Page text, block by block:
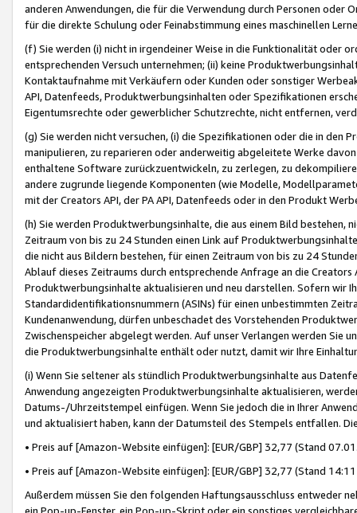
anderen Anwendungen, die für die Verwendung durch Personen
für die direkte Schulung oder Feinabstimmung eines maschinellen
(f) Sie werden (i) nicht in irgendeiner Weise in die Funktionalität oder
entsprechenden Versuch unternehmen; (ii) keine
Kontaktaufnahme mit Verkäufern oder Kunden oder sonstiger
API, Datenfeeds, Produktwerbungsinhalten oder Spezifikationen
Eigentumsrechte oder gewerblicher Schutzrechte, nicht entfernen,
(g) Sie werden nicht versuchen, (i) die Spezifikationen oder die in
manipulieren, zu reparieren oder anderweitig abgeleitete Werke
enthaltene Software zurückzuentwickeln, zu zerlegen, zu
andere zugrunde liegende Komponenten (wie Modelle,
mit der Creators API, der PA API, Datenfeeds oder in den Produkt
(h) Sie werden Produktwerbungsinhalte, die aus einem Bild bestehen,
Zeitraum von bis zu 24 Stunden einen Link auf
die nicht aus Bildern bestehen, für einen Zeitraum von bis zu 24
Ablauf dieses Zeitraums durch entsprechende Anfrage an die
Produktwerbungsinhalte aktualisieren und neu darstellen. Sofern wir
Standardidentifikationsnummern (ASINs) für einen unbestimmten
Kundenanwendung, dürfen unbeschadet des Vorstehenden
Zwischenspeicher abgelegt werden. Auf unser Verlangen werden Sie
die Produktwerbungsinhalte enthält oder nutzt, damit wir Ihre
(i) Wenn Sie seltener als stündlich Produktwerbungsinhalte aus
Anwendung angezeigten Produktwerbungsinhalte aktualisieren,
Datums-/Uhrzeitstempel einfügen. Wenn Sie jedoch die in Ihrer
und aktualisiert haben, kann der Datumsteil des Stempels entfallen.
• Preis auf [Amazon-Website einfügen]: [EUR/GBP] 32,77 (Stand
• Preis auf [Amazon-Website einfügen]: [EUR/GBP] 32,77 (Stand
Außerdem müssen Sie den folgenden Haftungsausschluss entweder
ein Pop-up-Fenster, ein Pop-up-Skript oder ein sonstiges